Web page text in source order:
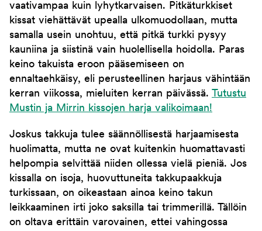
vaativampaa kuin lyhytkarvaisen. Pitkäturkkiset
kissat viehättävät upealla ulkomuodollaan, mutta
samalla usein unohtuu, että pitkä turkki pysyy
kauniina ja siistinä vain huolellisella hoidolla. Paras
keino takuista eroon pääsemiseen on
ennaltaehkäisy, eli perusteellinen harjaus vähintään
kerran viikossa, mieluiten kerran päivässä. Tutustu
Mustin ja Mirrin kissojen harja valikoimaan!
Joskus takkuja tulee säännöllisestä harjaamisesta
huolimatta, mutta ne ovat kuitenkin huomattavasti
helpompia selvittää niiden ollessa vielä pieniä. Jos
kissalla on isoja, huovuttuneita takkupaakkuja
turkissaan, on oikeastaan ainoa keino takun
leikkaaminen irti joko saksilla tai trimmerillä. Tällöin
on oltava erittäin varovainen, ettei vahingossa